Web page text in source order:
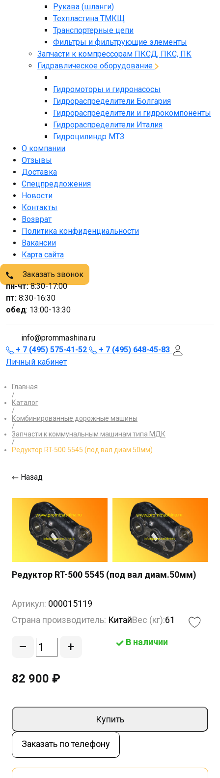
Рукава (шланги)
Техпластина ТМКЩ
Транспортерные цепи
Фильтры и фильтрующие элементы
Запчасти к компрессорам ПКСД, ПКС, ПК
Гидравлическое оборудование
Гидромоторы и гидронасосы
Гидрораспределители Болгария
Гидрораспределители и гидрокомпоненты
Гидрораспределители Италия
Гидроцилиндр МТЗ
О компании
Отзывы
Доставка
Спецпредложения
Новости
Контакты
Возврат
Политика конфиденциальности
Вакансии
Карта сайта
Заказать звонок
пн-чт:8:30-17:00
пт: 8:30-16:30
обед: 13:00-13:30
info@prommashina.ru
+ 7 (495) 575-41-52
+ 7 (495) 648-45-83
Личный кабинет
Главная
/
Каталог
/
Комбинированные дорожные машины
/
Запчасти к коммунальным машинам типа МДК
/
Редуктор RT-500 5545 (под вал диам.50мм)
Назад
Редуктор RT-500 5545 (под вал диам.50мм)
Артикул: 000015119
Страна производитель: КитайВес (кг):61
– + В наличии
82 900 ₽
Купить
Заказать по телефону